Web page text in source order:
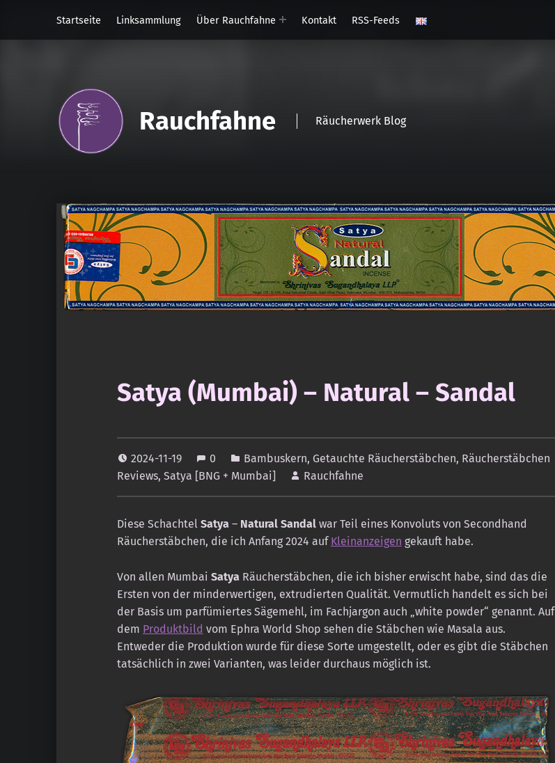
Startseite
Linksammlung Über Rauchfahne Kontakt RSS-Feeds
Rauchfahne Räucherwerk Blog
Satya (Mumbai) – Natural – Sandal
2024-11-19 0 Bambuskern, Getauchte Räucherstäbchen, Räucherstäbchen
Reviews, Satya [BNG + Mumbai] Rauchfahne
Diese Schachtel Satya– Natural Sandalwar Teil eines Konvoluts von Secondhand
Räucherstäbchen, die ich Anfang 2024 auf Kleinanzeigen gekauft habe.
Von allen Mumbai SatyaRäucherstäbchen, die ich bisher erwischt habe, sind das die
Ersten von der minderwertigen, extrudierten Qualität. Vermutlich handelt es sich bei
der Basis um parfümiertes Sägemehl, im Fachjargon auch „white powder“ genannt. Auf
dem Produktbild vom Ephra World Shop sehen die Stäbchen wie Masala aus.
Entweder die Produktion wurde für diese Sorte umgestellt, oder es gibt die Stäbchen
tatsächlich in zwei Varianten, was leider durchaus möglich ist.